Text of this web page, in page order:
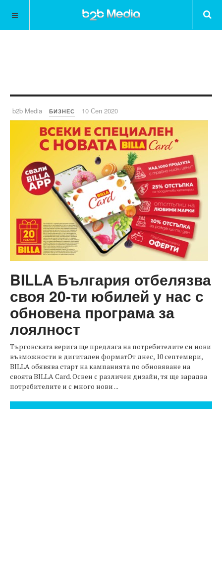
b2b Media БИЗНЕС 10 Сеп 2020
BILLA България отбелязва
своя 20-ти юбилей у нас с
обновена програма за
лоялност
Търговската верига ще предлага на потребителите си нови
възможности в дигитален форматОт днес, 10 септември,
BILLA обявява старт на кампанията по обновяване на
своята BILLA Card. Освен с различен дизайн, тя ще зарадва
потребителите и с много нови ...